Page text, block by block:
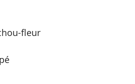
fleur